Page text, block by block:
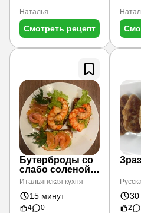
Наталья
Смотреть рецепт
Бутерброды со
слабо соленой
семгой и
тигровыми
креветками.
Итальянская кухня
15 минут
4
0
30
2